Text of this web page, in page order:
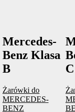
Mercedes-
Benz Klasa
B
Żarówki do
MERCEDES-
BENZ
C